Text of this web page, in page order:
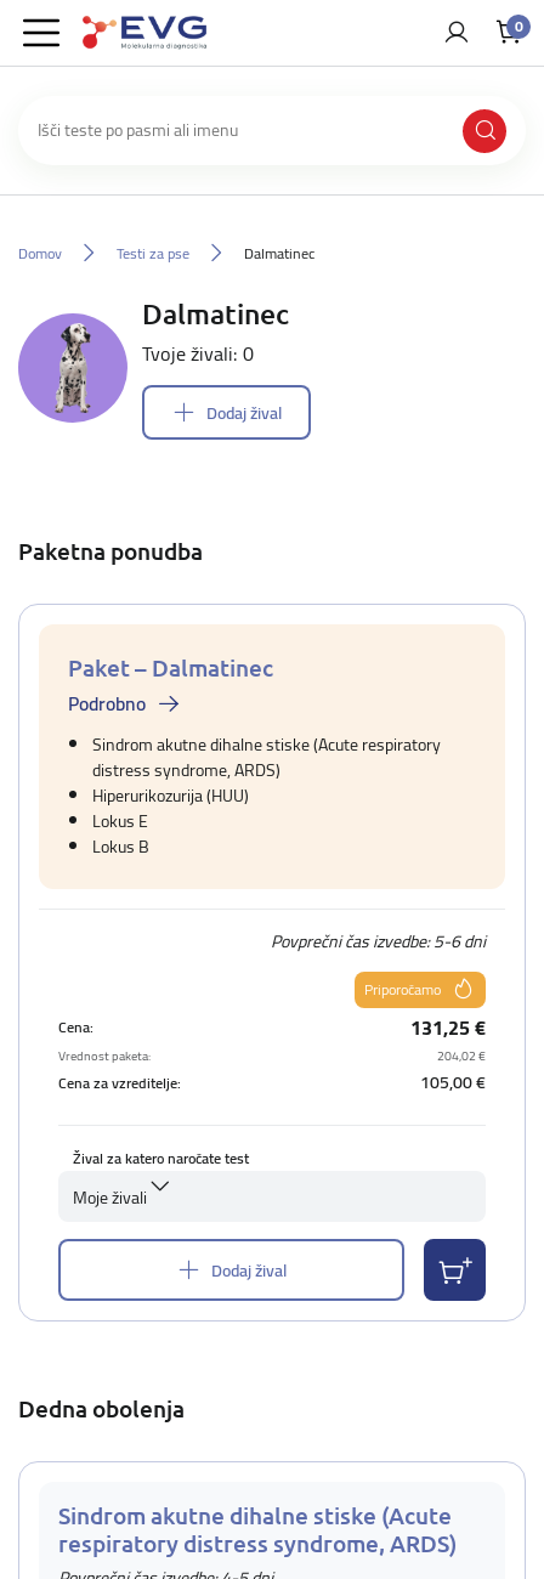
0
Domov Testi za pse Dalmatinec
Dalmatinec
Tvoje živali: 0
Dodaj žival
Paketna ponudba
Paket – Dalmatinec
Podrobno
Sindrom akutne dihalne stiske (Acute respiratory
distress syndrome, ARDS)
Hiperurikozurija (HUU)
Lokus E
Lokus B
Povprečni čas izvedbe: 5-6 dni
Priporočamo
Cena:
131,25 €
Vrednost paketa: 204,02 €
Cena za vzreditelje: 105,00 €
Žival za katero naročate test
Moje živali
Dodaj žival
Dedna obolenja
Sindrom akutne dihalne stiske (Acute
respiratory distress syndrome, ARDS)